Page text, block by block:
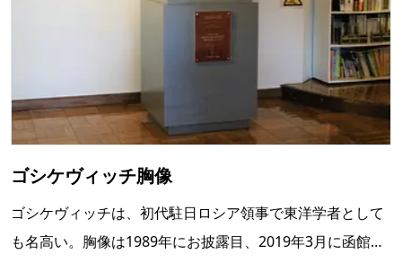
ゴシケヴィッチ胸像
ゴシケヴィッチは、初代駐日ロシア領事で東洋学者として
も名高い。胸像は1989年にお披露目、2019年3月に函館市